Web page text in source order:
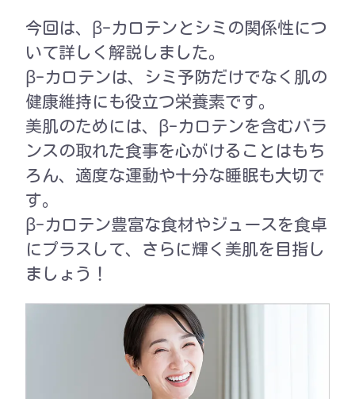
今回は、β-カロテンとシミの関係性につ
いて詳しく解説しました。
β-カロテンは、シミ予防だけでなく肌の
健康維持にも役立つ栄養素です。
美肌のためには、β-カロテンを含むバラ
ンスの取れた食事を心がけることはもち
ろん、適度な運動や十分な睡眠も大切で
す。
β-カロテン豊富な食材やジュースを食卓
にプラスして、さらに輝く美肌を目指し
ましょう！